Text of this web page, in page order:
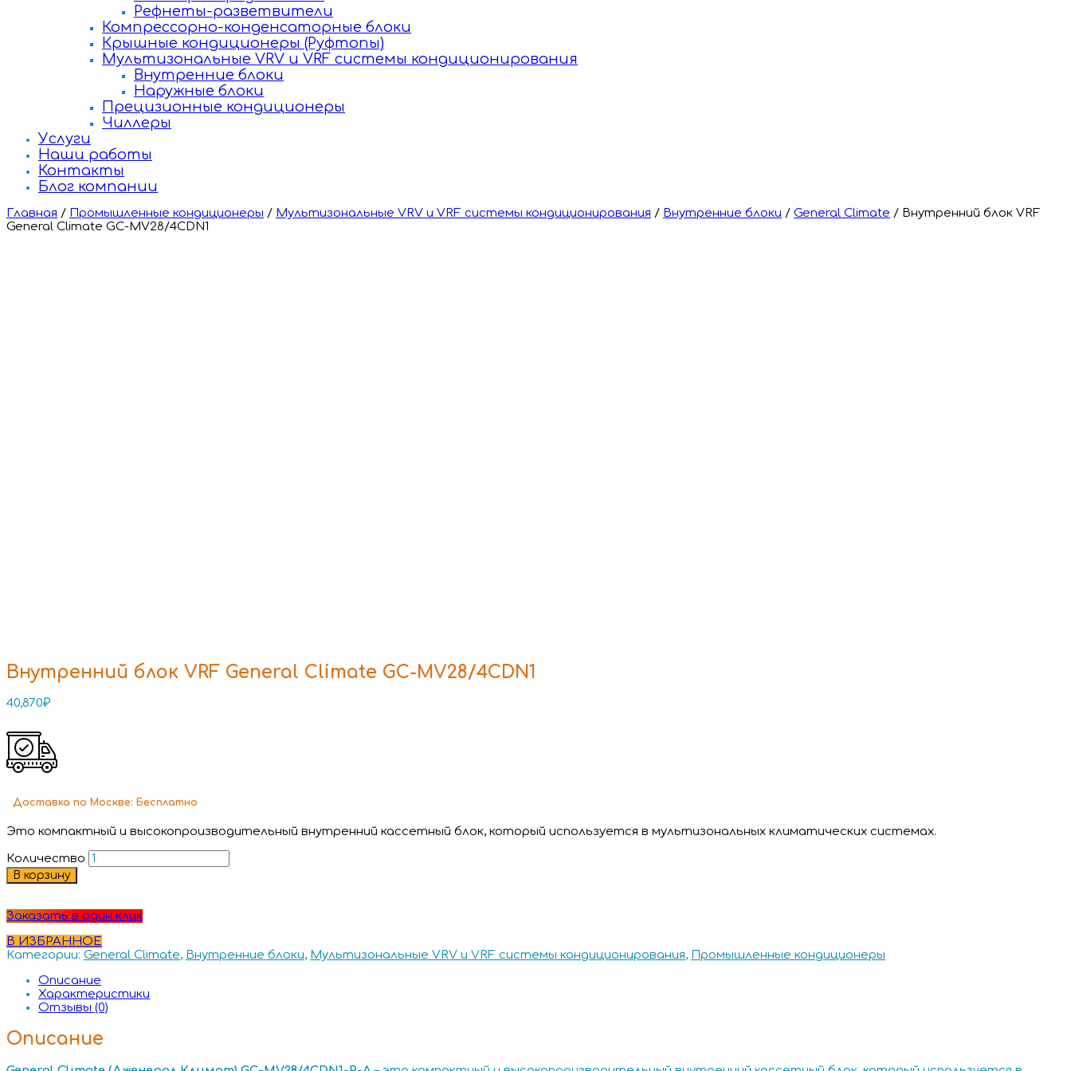
Рефнеты-разветвители
Компрессорно-конденсаторные блоки
Крышные кондиционеры (Руфтопы)
Мультизональные VRV и VRF системы кондиционирования
Внутренние блоки
Наружные блоки
Прецизионные кондиционеры
Чиллеры
Услуги
Наши работы
Контакты
Блог компании
Главная / Промышленные кондиционеры / Мультизональные VRV и VRF системы кондиционирования / Внутренние блоки / General Climate / Внутренний блок VRF
General Climate GC-MV28/4CDN1
Внутренний блок VRF General Climate GC-MV28/4CDN1
40,870₽
Доставка по Москве: Бесплатно
Это компактный и высокопроизводительный внутренний кассетный блок, который используется в мультизональных климатических системах.
Количество
В корзину
Заказать в один клик
В ИЗБРАННОЕ
Категории: General Climate, Внутренние блоки, Мультизональные VRV и VRF системы кондиционирования, Промышленные кондиционеры
Описание
Характеристики
Отзывы (0)
Описание